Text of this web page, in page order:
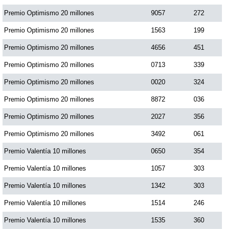
Premio Optimismo 20 millones 9057 272
Premio Optimismo 20 millones 1563 199
Premio Optimismo 20 millones 4656 451
Premio Optimismo 20 millones 0713 339
Premio Optimismo 20 millones 0020 324
Premio Optimismo 20 millones 8872 036
Premio Optimismo 20 millones 2027 356
Premio Optimismo 20 millones 3492 061
Premio Valentía 10 millones 0650 354
Premio Valentía 10 millones 1057 303
Premio Valentía 10 millones 1342 303
Premio Valentía 10 millones 1514 246
Premio Valentía 10 millones 1535 360